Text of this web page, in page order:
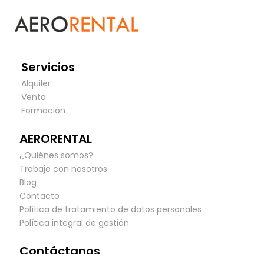
Servicios
Alquiler
Venta
Formación
AERORENTAL
¿Quiénes somos?
Trabaje con nosotros
Blog
Contacto
Política de tratamiento de datos personales
Política integral de gestión